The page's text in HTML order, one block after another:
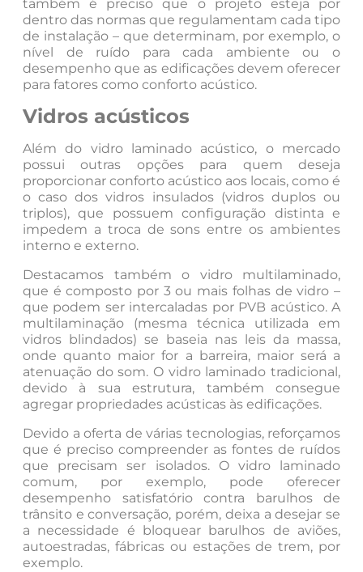
também é preciso que o projeto esteja por
dentro das normas que regulamentam cada tipo
de instalação – que determinam, por exemplo, o
nível de ruído para cada ambiente ou o
desempenho que as edificações devem oferecer
para fatores como conforto acústico.
Vidros acústicos
Além do vidro laminado acústico, o mercado
possui outras opções para quem deseja
proporcionar conforto acústico aos locais, como é
o caso dos vidros insulados (vidros duplos ou
triplos), que possuem configuração distinta e
impedem a troca de sons entre os ambientes
interno e externo.
Destacamos também o vidro multilaminado,
que é composto por 3 ou mais folhas de vidro –
que podem ser intercaladas por PVB acústico. A
multilaminação (mesma técnica utilizada em
vidros blindados) se baseia nas leis da massa,
onde quanto maior for a barreira, maior será a
atenuação do som. O vidro laminado tradicional,
devido à sua estrutura, também consegue
agregar propriedades acústicas às edificações.
Devido a oferta de várias tecnologias, reforçamos
que é preciso compreender as fontes de ruídos
que precisam ser isolados. O vidro laminado
comum, por exemplo, pode oferecer
desempenho satisfatório contra barulhos de
trânsito e conversação, porém, deixa a desejar se
a necessidade é bloquear barulhos de aviões,
autoestradas, fábricas ou estações de trem, por
exemplo.